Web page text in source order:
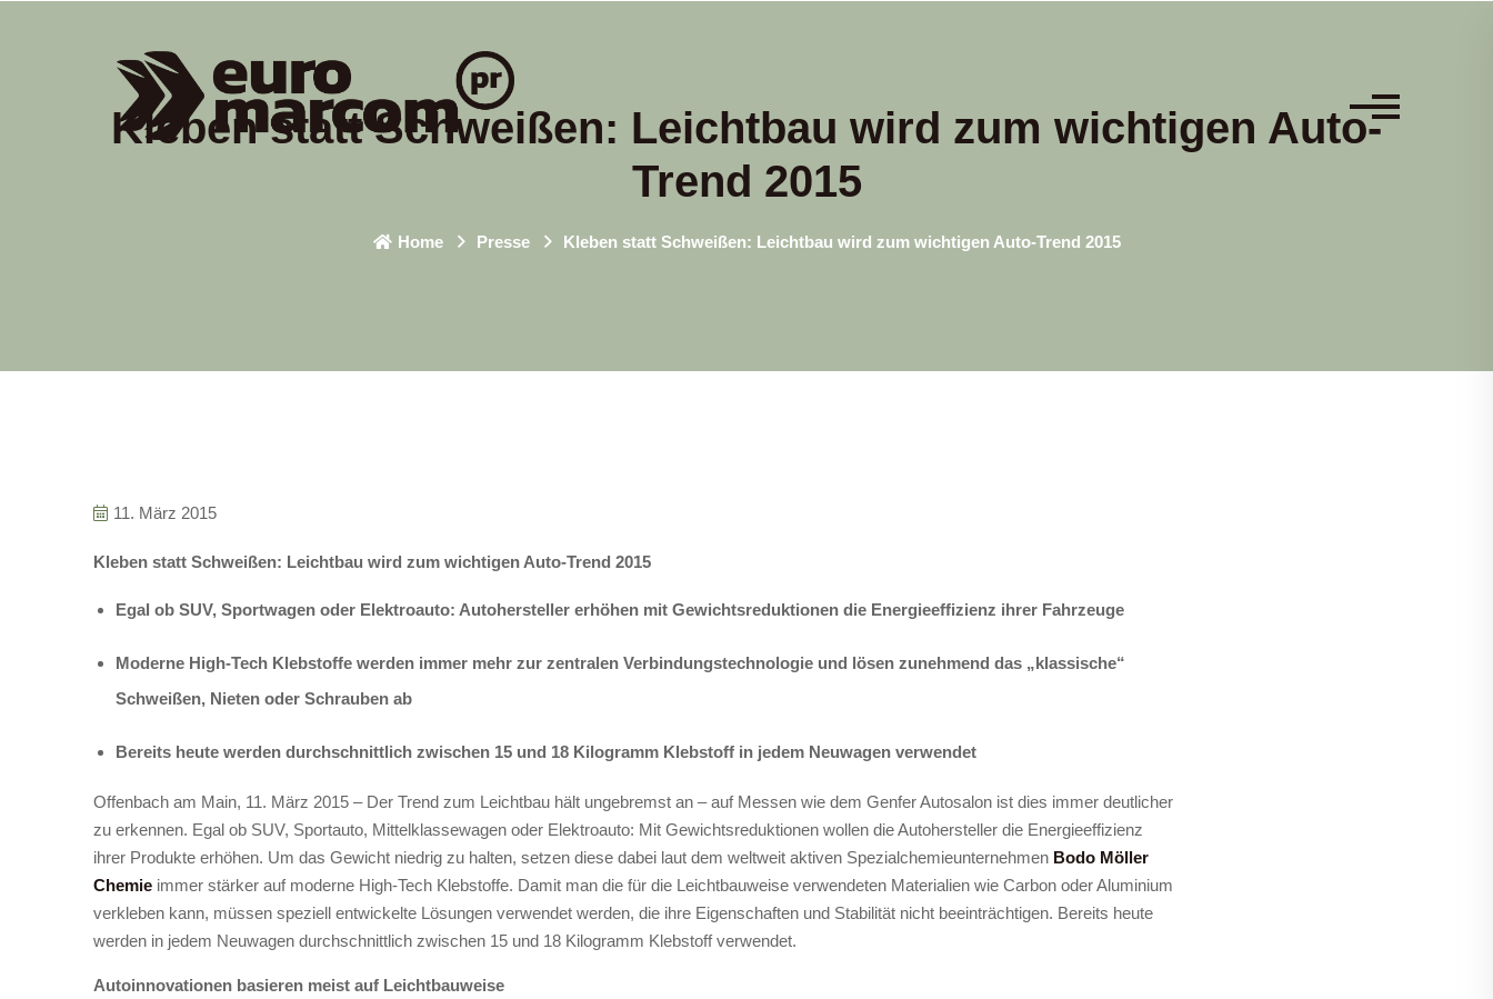
Kleben statt Schweißen: Leichtbau wird zum wichtigen Auto-
Trend 2015
Home Presse Kleben statt Schweißen: Leichtbau wird zum wichtigen Auto-Trend 2015
11. März 2015
Kleben statt Schweißen: Leichtbau wird zum wichtigen Auto-Trend 2015
Egal ob SUV, Sportwagen oder Elektroauto: Autohersteller erhöhen mit Gewichtsreduktionen die Energieeffizienz ihrer Fahrzeuge
Moderne High-Tech Klebstoffe werden immer mehr zur zentralen Verbindungstechnologie und lösen zunehmend das „klassische“
Schweißen, Nieten oder Schrauben ab
Bereits heute werden durchschnittlich zwischen 15 und 18 Kilogramm Klebstoff in jedem Neuwagen verwendet
Offenbach am Main, 11. März 2015 – Der Trend zum Leichtbau hält ungebremst an – auf Messen wie dem Genfer Autosalon ist dies immer deutlicher
zu erkennen. Egal ob SUV, Sportauto, Mittelklassewagen oder Elektroauto: Mit Gewichtsreduktionen wollen die Autohersteller die Energieeffizienz
ihrer Produkte erhöhen. Um das Gewicht niedrig zu halten, setzen diese dabei laut dem weltweit aktiven Spezialchemieunternehmen Bodo Möller
Chemie immer stärker auf moderne High-Tech Klebstoffe. Damit man die für die Leichtbauweise verwendeten Materialien wie Carbon oder Aluminium
verkleben kann, müssen speziell entwickelte Lösungen verwendet werden, die ihre Eigenschaften und Stabilität nicht beeinträchtigen. Bereits heute
werden in jedem Neuwagen durchschnittlich zwischen 15 und 18 Kilogramm Klebstoff verwendet.
Autoinnovationen basieren meist auf Leichtbauweise